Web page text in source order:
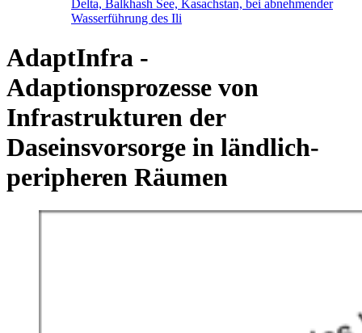
Delta, Balkhash See, Kasachstan, bei abnehmender
Wasserführung des Ili
AdaptInfra -
Adaptionsprozesse von
Infrastrukturen der
Daseinsvorsorge in ländlich-
peripheren Räumen